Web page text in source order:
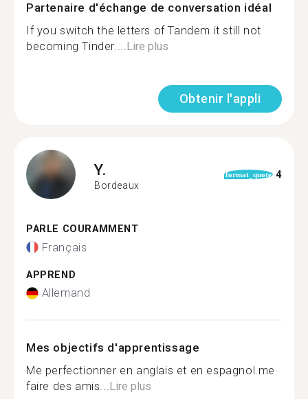
Partenaire d'échange de conversation idéal
If you switch the letters of Tandem it still not
becoming Tinder....Lire plus
Obtenir l'appli
Y.
Bordeaux
format_quote 4
PARLE COURAMMENT
Français
APPREND
Allemand
Mes objectifs d'apprentissage
Me perfectionner en anglais et en espagnol.me
faire des amis...Lire plus